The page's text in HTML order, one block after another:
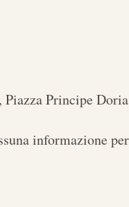
Principe
informazione